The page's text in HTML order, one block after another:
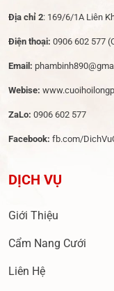
Địa chỉ 2: 169/6/1A Liên
Điện thoại: 0906 602 577
Email:
Webise:
ZaLo: 0906 602 577
Facebook: fb.com/
DỊCH VỤ
Giới Thiệu
Cẩm Nang Cưới
Liên Hệ